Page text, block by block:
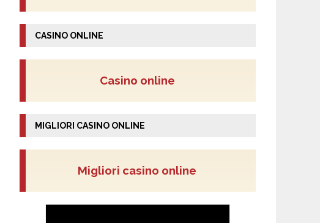
CASINO ONLINE
Casino online
MIGLIORI CASINO ONLINE
Migliori casino online